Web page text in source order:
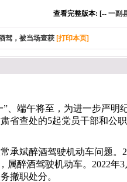
查看完整版本: [-- 一副
驾，被当场查获 [打印本页]
”、端午将至，为进一步严
省查处的5起党员干部和公
承斌醉酒驾驶机动车问题。
属醉酒驾驶机动车。2022
撤职处分。